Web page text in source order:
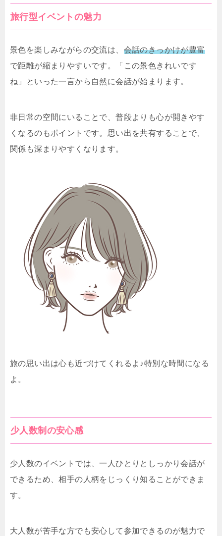
旅行型イベントの魅力
景色を楽しみながらの交流は、 会話のきっかけが豊富
で距離が縮まりやすいです。「この景色きれいです
ね」といった一言から自然に会話が始まります。
非日常の空間にいることで、普段よりも心が開きやす
くなるのもポイントです。思い出を共有することで、
関係も深まりやすくなります。
旅の思い出は心も近づけてくれるよ♪特別な時間になる
よ。
少人数制の安心感
少人数のイベントでは、一人ひとりとしっかり会話が
できるため、相手の人柄をじっくり知ることができま
す。
大人数が苦手な方でも安心して参加できるのが魅力で